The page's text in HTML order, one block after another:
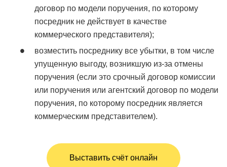
договор по модели поручения, по которому
посредник не действует в качестве
коммерческого представителя);
возместить посреднику все убытки, в том числе
упущенную выгоду, возникшую из-за отмены
поручения (если это срочный договор комиссии
или поручения или агентский договор по модели
поручения, по которому посредник является
коммерческим представителем).
Выставить счёт онлайн